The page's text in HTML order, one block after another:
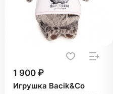
1 900 ₽
Игрушка Bacik&Co